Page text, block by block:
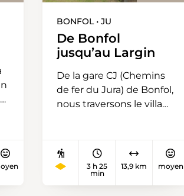
BONFOL • JU
De Bonfol
jusqu’au Largin
De la gare CJ (Chemins
de fer du Jura) de Bonfol,
nous traversons le village
continuons en direction
d’Eichholz, à la frontière
franco-suisse. Puis, nous
3 h 25
min
13,9 km moyen